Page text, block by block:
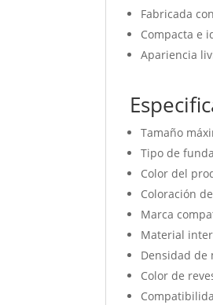
Fabricada
Compacta e
Apariencia
Tamaño
Tipo de
Color del
Coloración
Marca
Material
Densidad de
Color de